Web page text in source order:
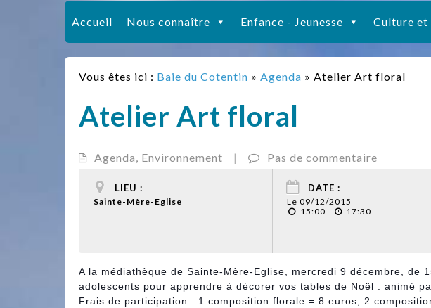
Accueil Nous connaître Enfance - Jeunesse Culture et
Vous êtes ici : Baie du Cotentin » Agenda » Atelier Art floral
Atelier Art floral
Agenda, Environnement | Pas de commentaire
LIEU :
Sainte-Mère-Eglise
DATE :
Le 09/12/2015
15:00 -
17:30
A la médiathèque de Sainte-Mère-Eglise, mercredi 9 décembre, de
adolescents pour apprendre à décorer vos tables de Noël : animé
Frais de participation : 1 composition florale = 8 euros; 2